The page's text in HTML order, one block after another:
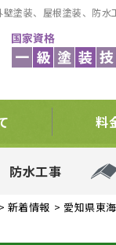
塗装、屋根塗装、防
料
防水工事
> 新着情報 > 愛知県東